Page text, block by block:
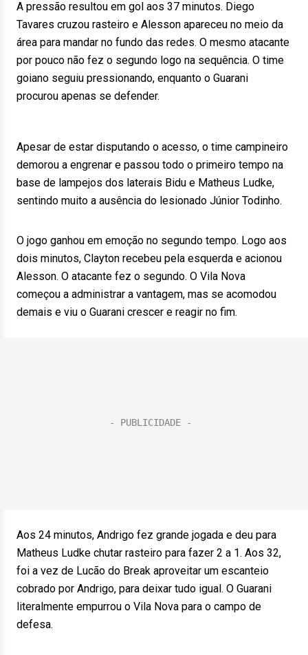
A pressão resultou em gol aos 37 minutos. Diego
Tavares cruzou rasteiro e Alesson apareceu no meio da
área para mandar no fundo das redes. O mesmo atacante
por pouco não fez o segundo logo na sequência. O time
goiano seguiu pressionando, enquanto o Guarani
procurou apenas se defender.
Apesar de estar disputando o acesso, o time campineiro
demorou a engrenar e passou todo o primeiro tempo na
base de lampejos dos laterais Bidu e Matheus Ludke,
sentindo muito a ausência do lesionado Júnior Todinho.
O jogo ganhou em emoção no segundo tempo. Logo aos
dois minutos, Clayton recebeu pela esquerda e acionou
Alesson. O atacante fez o segundo. O Vila Nova
começou a administrar a vantagem, mas se acomodou
demais e viu o Guarani crescer e reagir no fim.
Aos 24 minutos, Andrigo fez grande jogada e deu para
Matheus Ludke chutar rasteiro para fazer 2 a 1. Aos 32,
foi a vez de Lucão do Break aproveitar um escanteio
cobrado por Andrigo, para deixar tudo igual. O Guarani
literalmente empurrou o Vila Nova para o campo de
defesa.